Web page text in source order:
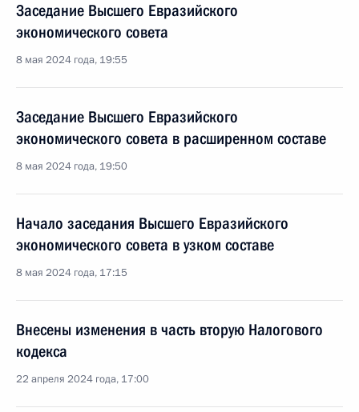
Заседание Высшего Евразийского
экономического совета
8 мая 2024 года, 19:55
Заседание Высшего Евразийского
экономического совета в расширенном составе
8 мая 2024 года, 19:50
Начало заседания Высшего Евразийского
экономического совета в узком составе
8 мая 2024 года, 17:15
Внесены изменения в часть вторую Налогового
кодекса
22 апреля 2024 года, 17:00